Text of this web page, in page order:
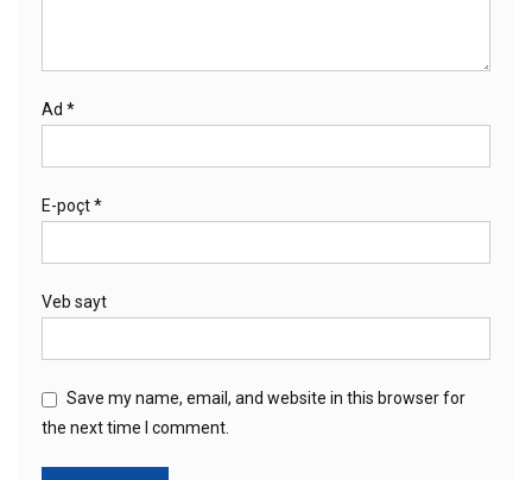
Ad *
E-poçt*
Veb sayt
Save my name, email, and website in this browser for
the next time I comment.